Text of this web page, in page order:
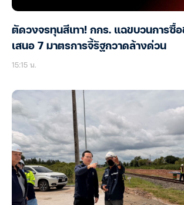
ตัดวงจรทุนสีเทา! กกร. แฉขบวนการซื้
เสนอ 7 มาตรการจี้รัฐกวาดล้างด่วน
15:15 น.